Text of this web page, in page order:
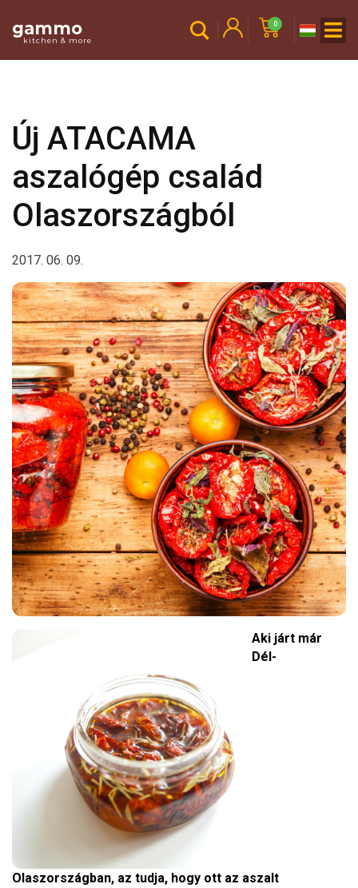
gammo
kitchen & more
0
Új ATACAMA
aszalógép család
Olaszországból
2017. 06. 09.
Aki járt már
Dél-
Olaszországban, az tudja, hogy ott az aszalt